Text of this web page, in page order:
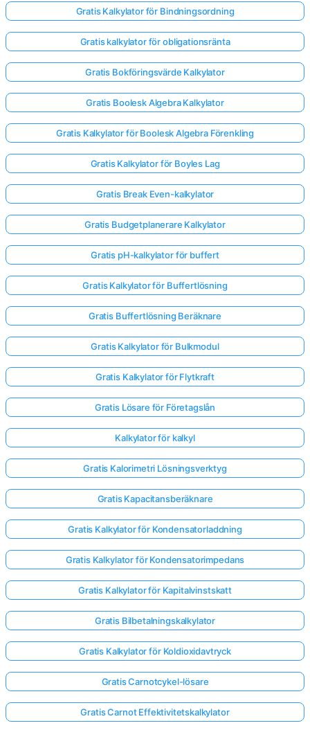
Gratis Kalkylator för Bindningsordning
Gratis kalkylator för obligationsränta
Gratis Bokföringsvärde Kalkylator
Gratis Boolesk Algebra Kalkylator
Gratis Kalkylator för Boolesk Algebra Förenkling
Gratis Kalkylator för Boyles Lag
Gratis Break Even-kalkylator
Gratis Budgetplanerare Kalkylator
Gratis pH-kalkylator för buffert
Gratis Kalkylator för Buffertlösning
Gratis Buffertlösning Beräknare
Gratis Kalkylator för Bulkmodul
Gratis Kalkylator för Flytkraft
Gratis Lösare för Företagslån
Kalkylator för kalkyl
Gratis Kalorimetri Lösningsverktyg
Gratis Kapacitansberäknare
Gratis Kalkylator för Kondensatorladdning
Gratis Kalkylator för Kondensatorimpedans
Gratis Kalkylator för Kapitalvinstskatt
Gratis Bilbetalningskalkylator
Gratis Kalkylator för Koldioxidavtryck
Gratis Carnotcykel-lösare
Gratis Carnot Effektivitetskalkylator